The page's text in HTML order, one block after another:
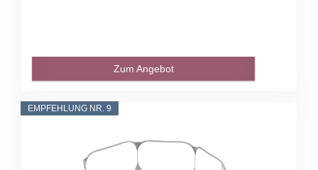
Zum Angebot
EMPFEHLUNG NR. 9